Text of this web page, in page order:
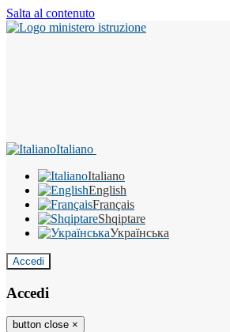
Salta al contenuto
Italiano
Italiano
English
Français
Shqiptare
Українська
Accedi
Accedi
button close ×